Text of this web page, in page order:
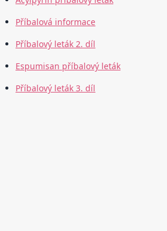
Příbalová informace
Příbalový leták 2. díl
Espumisan příbalový leták
Příbalový leták 3. díl